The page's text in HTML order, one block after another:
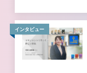
インタビュー